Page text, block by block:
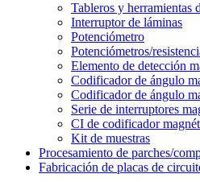
Tableros y herramientas
Interruptor de láminas
Potenciómetro
Potenciómetros/
Elemento de detección
Codificador de ángulo
Codificador de ángulo
Serie de interruptores
CI de codificador
Kit de muestras
Procesamiento de parches/
Fabricación de placas de